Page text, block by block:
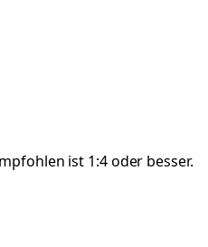
ist 1:4 oder besser.